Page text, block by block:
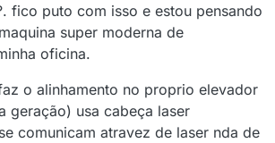
fico puto com isso e estou pensando
super moderna de
oficina.
o alinhamento no proprio elevador
geração) usa cabeça laser
comunicam atravez de laser nda de